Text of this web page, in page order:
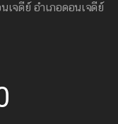
จดีย์ อำเภอดอนเจดีย์